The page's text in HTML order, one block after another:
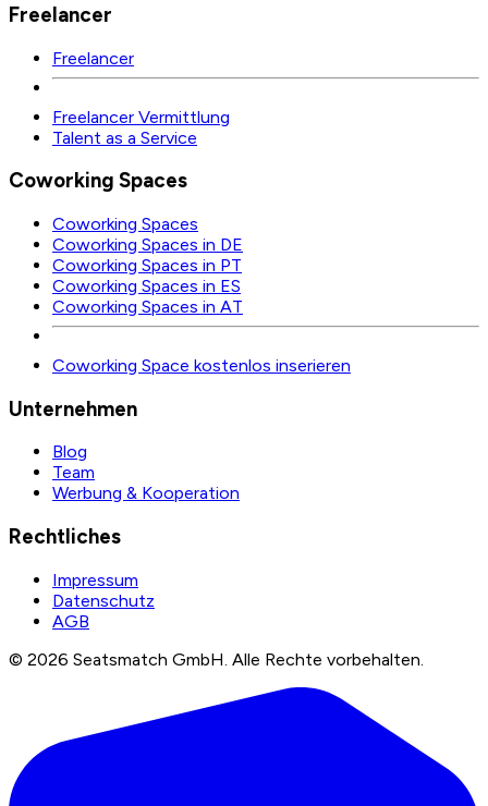
Freelancer
Freelancer
Freelancer Vermittlung
Talent as a Service
Coworking Spaces
Coworking Spaces
Coworking Spaces in DE
Coworking Spaces in PT
Coworking Spaces in ES
Coworking Spaces in AT
Coworking Space kostenlos inserieren
Unternehmen
Blog
Team
Werbung & Kooperation
Rechtliches
Impressum
Datenschutz
AGB
© 2026 Seatsmatch GmbH. Alle Rechte vorbehalten.